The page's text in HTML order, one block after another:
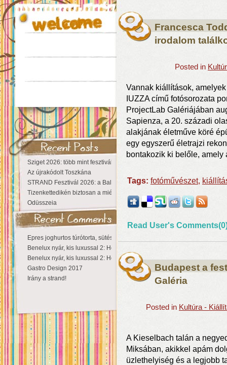
Sziget 2026: több mint fesztivál, egy városnyi élmény
Az újrakódolt Toszkána
STRAND Fesztivál 2026: a Balaton partján a nyár még tart!
Tizenkettedikén biztosan a miénk a Sziget!
Odüsszeia
Epres joghurtos túrótorta, sütés nélkül
Benelux nyár, kis luxussal 2: Hollandia
Benelux nyár, kis luxussal 2: Hollandia
Gastro Design 2017
Irány a strand!
Francesca
irodalom
Posted in
Vannak kiállítások,
IUZZA című fotósorozata
ProjectLab Galériájában
Sapienza, a 20. századi
alakjának életműve köré
egy egyszerű életrajzi
bontakozik ki belőle,
Tags: fotóművészet,
Read User's
Budapest a
Galéria
Posted in Kultúra -
A Kieselbach talán a
Miksában, akikkel apám
üzlethelyiség és a legjobb